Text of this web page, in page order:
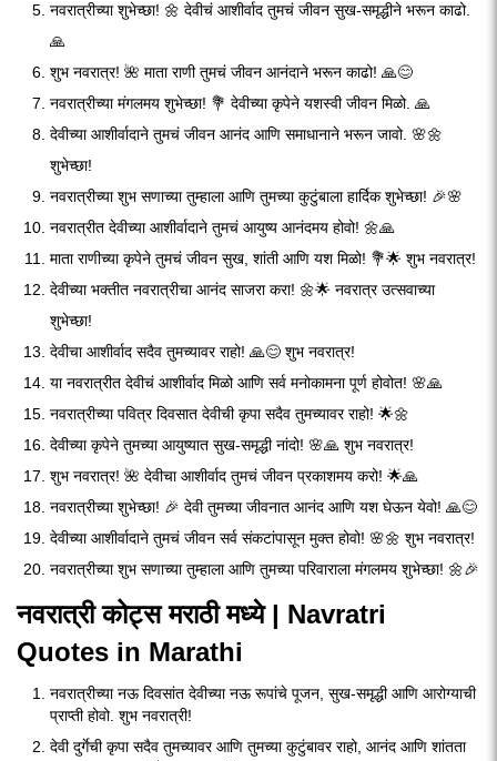
नवरात्रीच्या शुभेच्छा! 🌼 देवीचं आशीर्वाद तुमचं जीवन सुख-समृद्धीने भरून काढो.
🙏
शुभ नवरात्र! 🌺 माता राणी तुमचं जीवन आनंदाने भरून काढो! 🙏😊
नवरात्रीच्या मंगलमय शुभेच्छा! 💐 देवीच्या कृपेने यशस्वी जीवन मिळो. 🙏
देवीच्या आशीर्वादाने तुमचं जीवन आनंद आणि समाधानाने भरून जावो. 🌸🌼
शुभेच्छा!
नवरात्रीच्या शुभ सणाच्या तुम्हाला आणि तुमच्या कुटुंबाला हार्दिक शुभेच्छा! 🎉🌸
नवरात्रीत देवीच्या आशीर्वादाने तुमचं आयुष्य आनंदमय होवो! 🌼🙏
माता राणीच्या कृपेने तुमचं जीवन सुख, शांती आणि यश मिळो! 💐🌟 शुभ नवरात्र!
देवीच्या भक्तीत नवरात्रीचा आनंद साजरा करा! 🌼🌟 नवरात्र उत्सवाच्या
शुभेच्छा!
देवीचा आशीर्वाद सदैव तुमच्यावर राहो! 🙏😊 शुभ नवरात्र!
या नवरात्रीत देवीचं आशीर्वाद मिळो आणि सर्व मनोकामना पूर्ण होवोत! 🌸🙏
नवरात्रीच्या पवित्र दिवसात देवीची कृपा सदैव तुमच्यावर राहो! 🌟🌼
देवीच्या कृपेने तुमच्या आयुष्यात सुख-समृद्धी नांदो! 🌸🙏 शुभ नवरात्र!
शुभ नवरात्र! 🌺 देवीचा आशीर्वाद तुमचं जीवन प्रकाशमय करो! 🌟🙏
नवरात्रीच्या शुभेच्छा! 🎉 देवी तुमच्या जीवनात आनंद आणि यश घेऊन येवो! 🙏😊
देवीच्या आशीर्वादाने तुमचं जीवन सर्व संकटांपासून मुक्त होवो! 🌸🌼 शुभ नवरात्र!
नवरात्रीच्या शुभ सणाच्या तुम्हाला आणि तुमच्या परिवाराला मंगलमय शुभेच्छा! 🌼🎉
नवरात्री कोट्समराठी मध्ये | Navratri
Quotes in Marathi
नवरात्रीच्या नऊ दिवसांत देवीच्या नऊ रूपांचे पूजन, सुख-समृद्धी आणि आरोग्याची
प्राप्ती होवो. शुभ नवरात्री!
देवी दुर्गेची कृपा सदैव तुमच्यावर आणि तुमच्या कुटुंबावर राहो, आनंद आणि शांतता